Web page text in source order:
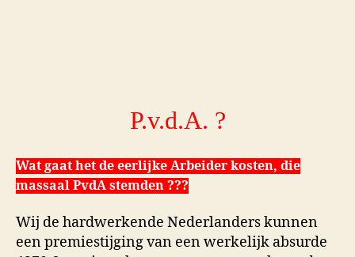
P.v.d.A. ?
Wat gaat het de eerlijke Arbeider kosten, die
massaal PvdA stemden ???
Wij de hardwerkende Nederlanders kunnen
een premiestijging van een werkelijk absurde